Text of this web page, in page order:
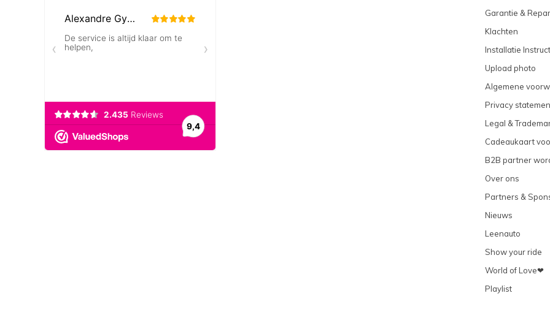
Garantie &
Klachten
Installatie
Upload photo
Algemene
Privacy
Legal &
Cadeaukaart
B2B partner
Over ons
Partners &
Nieuws
Leenauto
Show your ride
World of Love❤
Playlist